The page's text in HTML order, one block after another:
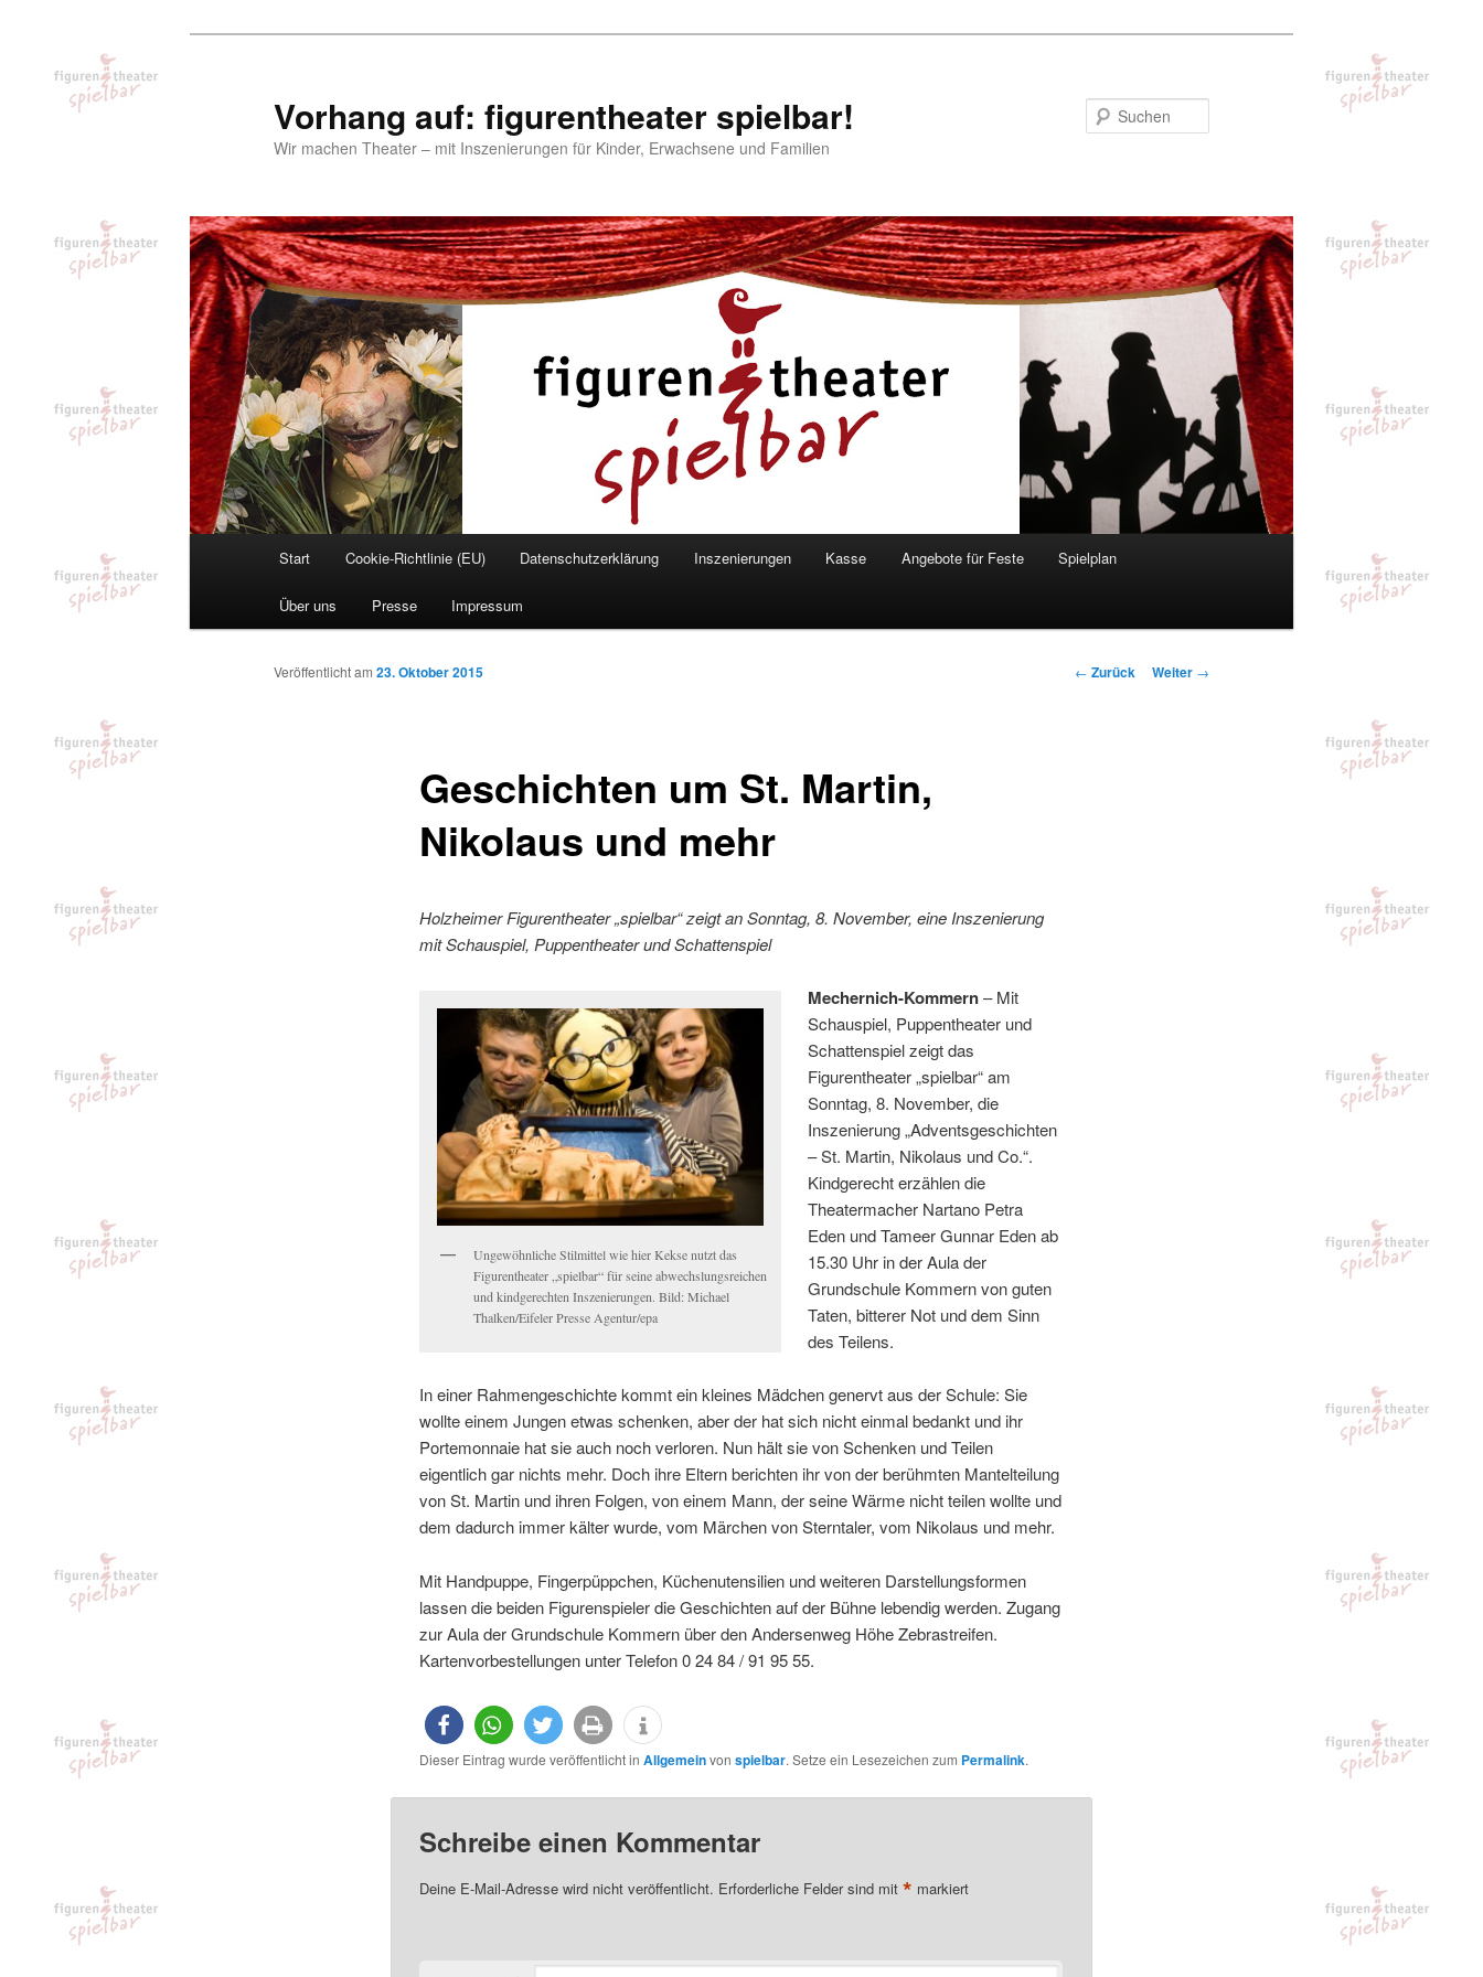
Inhalt
wechseln
Vorhang auf: figurentheater spielbar!
Wir machen Theater – mit Inszenierungen für Kinder, Erwachsene und Familien
Start Cookie-Richtlinie (EU) Datenschutzerklärung Inszenierungen Kasse Angebote für Feste Spielplan
Über uns Presse Impressum
Beitrags-
← Zurück Weiter →
Geschichten um St. Martin,
Nikolaus und mehr
Veröffentlicht am 23. Oktober 2015
Holzheimer Figurentheater „spielbar“ zeigt an Sonntag, 8. November, eine Inszenierung
mit Schauspiel, Puppentheater und Schattenspiel
Ungewöhnliche Stilmittel wie hier Kekse nutzt das
Figurentheater „spielbar“ für seine abwechslungsreichen
und kindgerechten Inszenierungen. Bild: Michael
Thalken/Eifeler Presse Agentur/epa
Mechernich-Kommern– Mit
Schauspiel, Puppentheater und
Schattenspiel zeigt das
Figurentheater „spielbar“ am
Sonntag, 8. November, die
Inszenierung „Adventsgeschichten
– St. Martin, Nikolaus und Co.“.
Kindgerecht erzählen die
Theatermacher Nartano Petra
Eden und Tameer Gunnar Eden ab
15.30 Uhr in der Aula der
Grundschule Kommern von guten
Taten, bitterer Not und dem Sinn
des Teilens.
In einer Rahmengeschichte kommt ein kleines Mädchen genervt aus der Schule: Sie
wollte einem Jungen etwas schenken, aber der hat sich nicht einmal bedankt und ihr
Portemonnaie hat sie auch noch verloren. Nun hält sie von Schenken und Teilen
eigentlich gar nichts mehr. Doch ihre Eltern berichten ihr von der berühmten Mantelteilung
von St. Martin und ihren Folgen, von einem Mann, der seine Wärme nicht teilen wollte und
dem dadurch immer kälter wurde, vom Märchen von Sterntaler, vom Nikolaus und mehr.
Mit Handpuppe, Fingerpüppchen, Küchenutensilien und weiteren Darstellungsformen
lassen die beiden Figurenspieler die Geschichten auf der Bühne lebendig werden. Zugang
zur Aula der Grundschule Kommern über den Andersenweg Höhe Zebrastreifen.
Kartenvorbestellungen unter Telefon 0 24 84 / 91 95 55.
Dieser Eintrag wurde veröffentlicht in Allgemeinvon spielbar. Setze ein Lesezeichen zum Permalink.
Schreibe einen Kommentar
Deine E-Mail-Adresse wird nicht veröffentlicht. Erforderliche Felder sind mit * markiert